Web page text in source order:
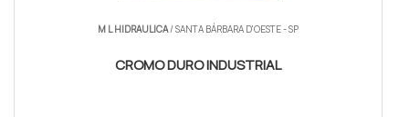
M L HIDRAULICA/ SANTA BÁRBARA D'OESTE - SP
CROMO DURO INDUSTRIAL